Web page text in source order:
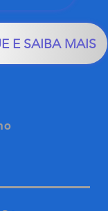
E SAIBA MAIS